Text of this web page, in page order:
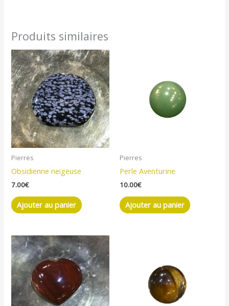
Produits similaires
Pierres
Obsidienne neigeuse
7.00€
Ajouter au panier
Pierres
Perle Aventurine
10.00€
Ajouter au panier